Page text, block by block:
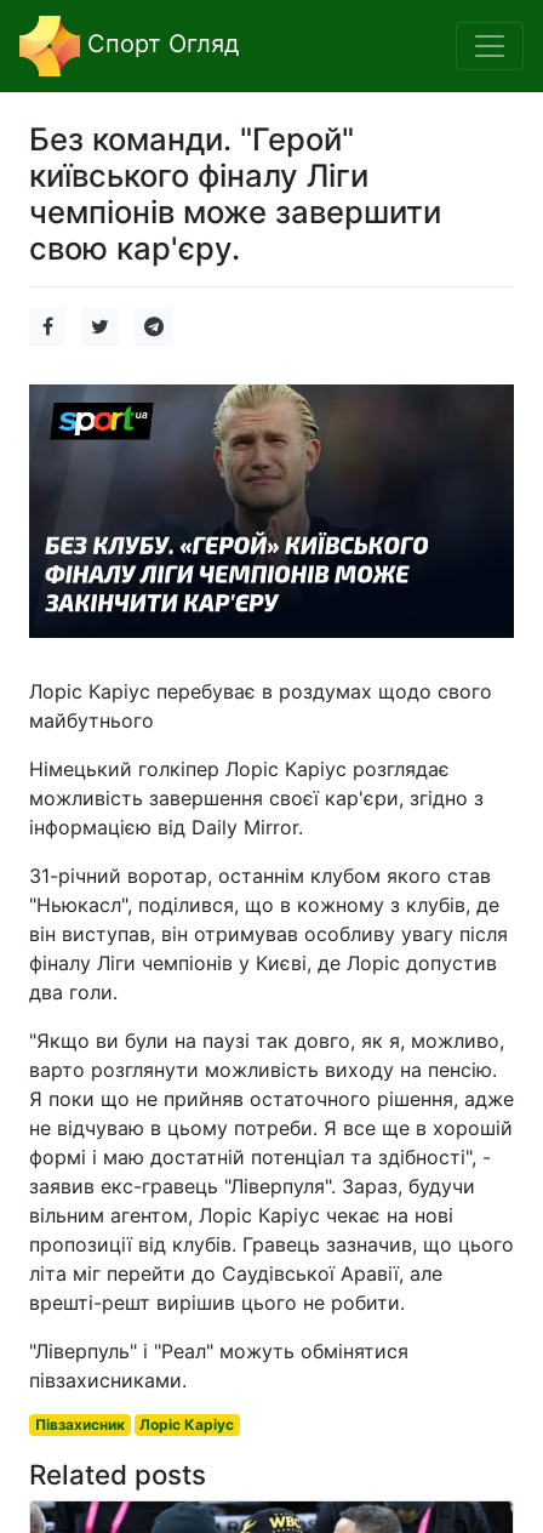
Спорт Огляд
Без команди. "Герой"
київського фіналу Ліги
чемпіонів може завершити
свою кар'єру.
Лоріс Каріус перебуває в роздумах щодо свого
майбутнього
Німецький голкіпер Лоріс Каріус розглядає
можливість завершення своєї кар'єри, згідно з
інформацією від Daily Mirror.
31-річний воротар, останнім клубом якого став
"Ньюкасл", поділився, що в кожному з клубів, де
він виступав, він отримував особливу увагу після
фіналу Ліги чемпіонів у Києві, де Лоріс допустив
два голи.
"Якщо ви були на паузі так довго, як я, можливо,
варто розглянути можливість виходу на пенсію.
Я поки що не прийняв остаточного рішення, адже
не відчуваю в цьому потреби. Я все ще в хорошій
формі і маю достатній потенціал та здібності", -
заявив екс-гравець "Ліверпуля". Зараз, будучи
вільним агентом, Лоріс Каріус чекає на нові
пропозиції від клубів. Гравець зазначив, що цього
літа міг перейти до Саудівської Аравії, але
врешті-решт вирішив цього не робити.
"Ліверпуль" і "Реал" можуть обмінятися
півзахисниками.
Півзахисник Лоріс Каріус
Related posts